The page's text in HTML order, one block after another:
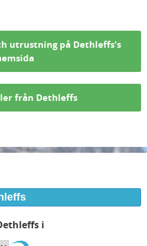
utrustning på Dethleffs's
från Dethleffs
i